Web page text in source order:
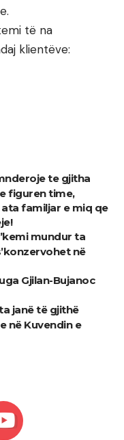
të na
klientëve:
te gjitha
figuren time,
familjar e miq qe
mundur ta
në
Gjilan-Bujanoc
janë të gjithë
në Kuvendin e